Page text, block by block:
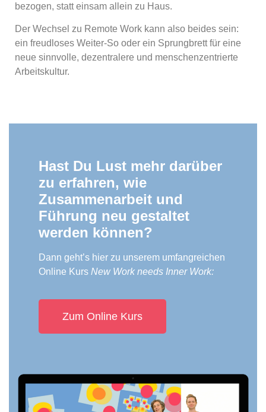
bezogen, statt einsam allein zu Haus.
Der Wechsel zu Remote Work kann also beides sein:
ein freudloses Weiter-So oder ein Sprungbrett für eine
neue sinnvolle, dezentralere und menschenzentrierte
Arbeitskultur.
Hast Du Lust mehr darüber
zu erfahren, wie
Zusammenarbeit und
Führung neu gestaltet
werden können?
Dann geht’s hier zu unserem umfangreichen
Online Kurs New Work needs Inner Work:
Zum Online Kurs